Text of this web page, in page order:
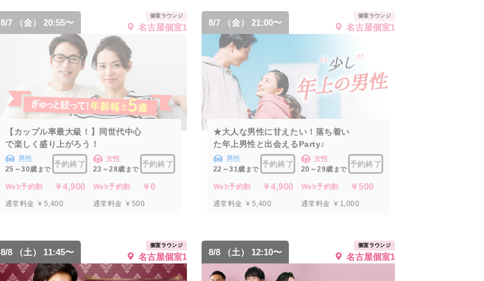
8/7 （金） 20:55〜
個室ラウンジ
名古屋個室1
【カップル率最大級！】同世代中心
で楽しく盛り上がろう！
男性
25～30歳 まで
予約終了
Web予約割 ￥4,900
通常料金 ￥5,400
女性
23～28歳 まで
予約終了
Web予約割 ￥0
通常料金 ￥500
8/7 （金） 21:00〜
個室ラウンジ
名古屋個室1
★大人な男性に甘えたい！落ち着い
た年上男性と出会えるParty♪
男性
22～31歳 まで
予約終了
Web予約割 ￥4,900
通常料金 ￥5,400
女性
20～29歳 まで
予約終了
Web予約割 ￥500
通常料金 ￥1,000
8/8 （土） 11:45〜
個室ラウンジ
名古屋個室1 8/8 （土） 12:10〜
個室ラウンジ
名古屋個室1